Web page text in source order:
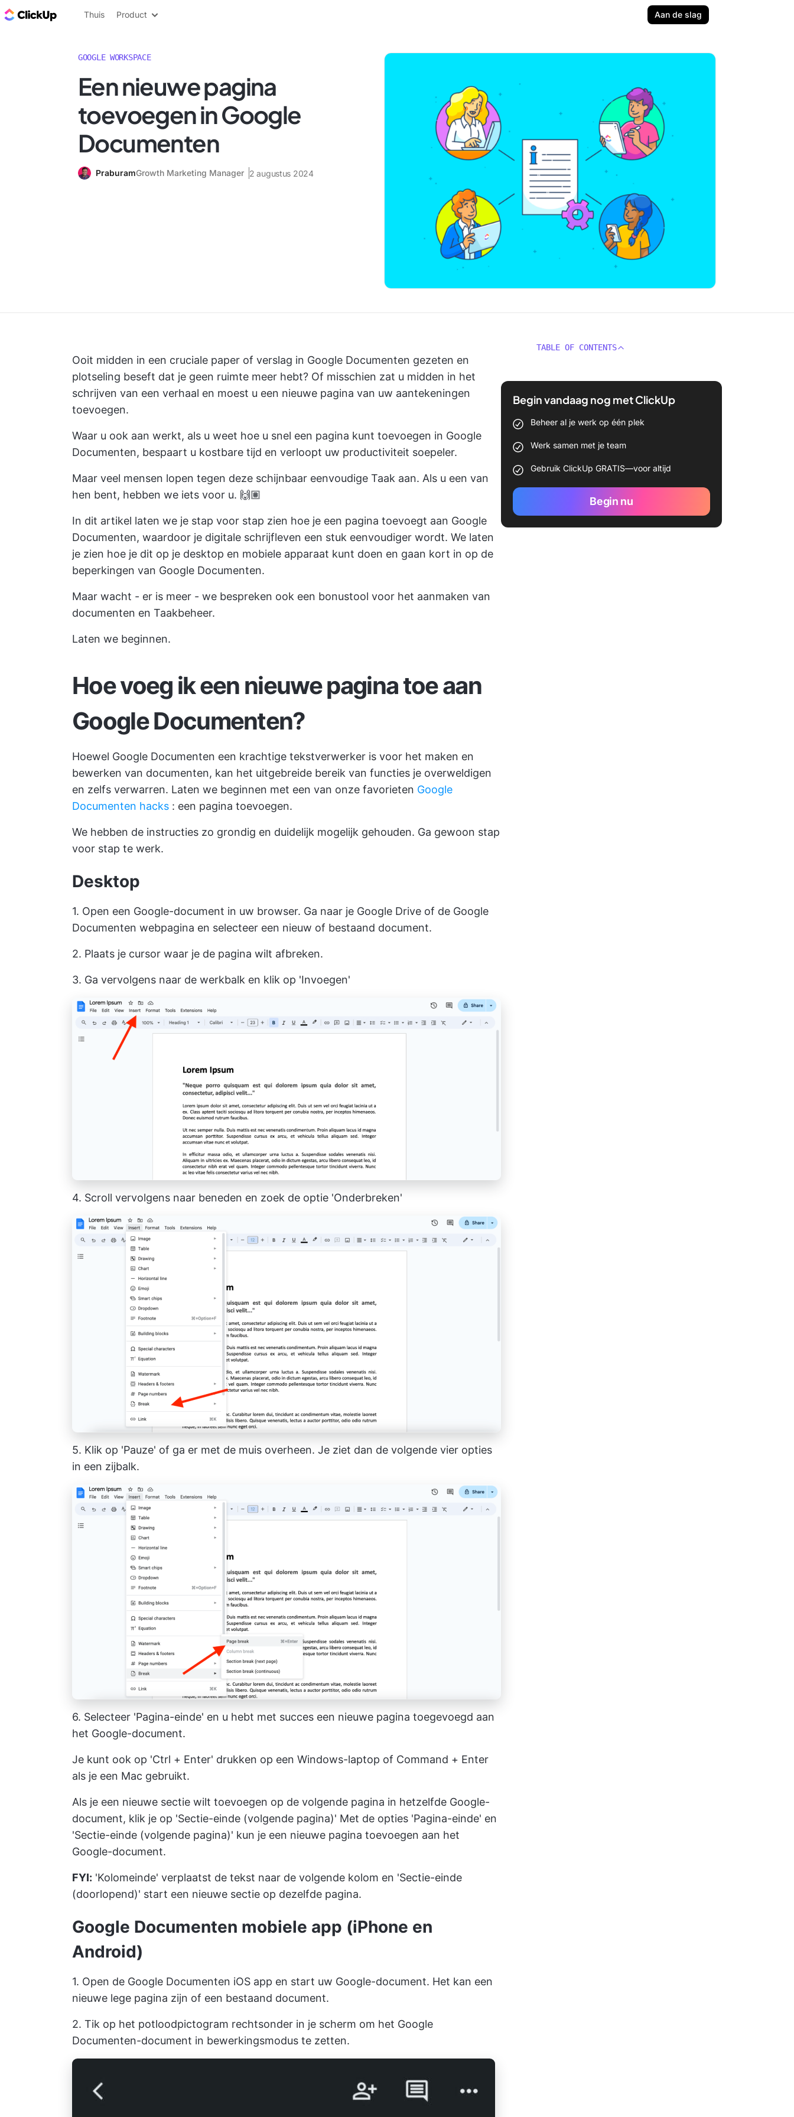
ClickUp Blog
Thuis Product Aan de slag
GOOGLE WORKSPACE
Een nieuwe pagina
toevoegen in Google
Documenten
PraburamGrowth Marketing Manager 2 augustus 2024
Ooit midden in een cruciale paper of verslag in Google Documenten gezeten en
plotseling beseft dat je geen ruimte meer hebt? Of misschien zat u midden in het
schrijven van een verhaal en moest u een nieuwe pagina van uw aantekeningen
toevoegen.
Waar u ook aan werkt, als u weet hoe u snel een pagina kunt toevoegen in Google
Documenten, bespaart u kostbare tijd en verloopt uw productiviteit soepeler.
Maar veel mensen lopen tegen deze schijnbaar eenvoudige Taak aan. Als u een van
hen bent, hebben we iets voor u. 🙌🏽
In dit artikel laten we je stap voor stap zien hoe je een pagina toevoegt aan Google
Documenten, waardoor je digitale schrijfleven een stuk eenvoudiger wordt. We laten
je zien hoe je dit op je desktop en mobiele apparaat kunt doen en gaan kort in op de
beperkingen van Google Documenten.
Maar wacht - er is meer - we bespreken ook een bonustool voor het aanmaken van
documenten en Taakbeheer.
Laten we beginnen.
Hoe voeg ik een nieuwe pagina toe aan
Google Documenten?
Hoewel Google Documenten een krachtige tekstverwerker is voor het maken en
bewerken van documenten, kan het uitgebreide bereik van functies je overweldigen
en zelfs verwarren. Laten we beginnen met een van onze favorieten Google
Documenten hacks : een pagina toevoegen.
We hebben de instructies zo grondig en duidelijk mogelijk gehouden. Ga gewoon stap
voor stap te werk.
Desktop
1. Open een Google-document in uw browser. Ga naar je Google Drive of de Google
Documenten webpagina en selecteer een nieuw of bestaand document.
2. Plaats je cursor waar je de pagina wilt afbreken.
3. Ga vervolgens naar de werkbalk en klik op 'Invoegen'
4. Scroll vervolgens naar beneden en zoek de optie 'Onderbreken'
5. Klik op 'Pauze' of ga er met de muis overheen. Je ziet dan de volgende vier opties
in een zijbalk.
6. Selecteer 'Pagina-einde' en u hebt met succes een nieuwe pagina toegevoegd aan
het Google-document.
Je kunt ook op 'Ctrl + Enter' drukken op een Windows-laptop of Command + Enter
als je een Mac gebruikt.
Als je een nieuwe sectie wilt toevoegen op de volgende pagina in hetzelfde Google-
document, klik je op 'Sectie-einde (volgende pagina)' Met de opties 'Pagina-einde' en
'Sectie-einde (volgende pagina)' kun je een nieuwe pagina toevoegen aan het
Google-document.
FYI: 'Kolomeinde' verplaatst de tekst naar de volgende kolom en 'Sectie-einde
(doorlopend)' start een nieuwe sectie op dezelfde pagina.
Google Documenten mobiele app (iPhone en
Android)
1. Open de Google Documenten iOS app en start uw Google-document. Het kan een
nieuwe lege pagina zijn of een bestaand document.
2. Tik op het potloodpictogram rechtsonder in je scherm om het Google
Documenten-document in bewerkingsmodus te zetten.
TABLE OF CONTENTS
Begin vandaag nog met ClickUp
Beheer al je werk op één plek
Werk samen met je team
Gebruik ClickUp GRATIS—voor altijd
Begin nu